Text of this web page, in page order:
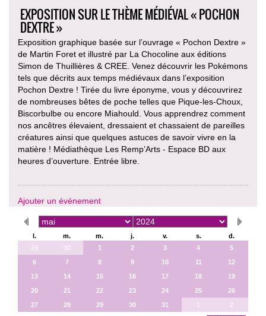
EXPOSITION SUR LE THÈME MÉDIÉVAL « POCHON
DEXTRE »
Exposition graphique basée sur l’ouvrage « Pochon Dextre »
de Martin Foret et illustré par La Chocoline aux éditions
Simon de Thuillières & CREE. Venez découvrir les Pokémons
tels que décrits aux temps médiévaux dans l’exposition
Pochon Dextre ! Tirée du livre éponyme, vous y découvrirez
de nombreuses bêtes de poche telles que Pique-les-Choux,
Biscorbulbe ou encore Miahould. Vous apprendrez comment
nos ancêtres élevaient, dressaient et chassaient de pareilles
créatures ainsi que quelques astuces de savoir vivre en la
matière ! Médiathèque Les Remp’Arts - Espace BD aux
heures d’ouverture. Entrée libre.
Ajouter un événement
l. m. m. j. v. s.
d.
29
30 1 2 3 4
5
6
7 8 9 10 11
12
13
14 15 16 17 18
19
20
21 22 23 24 25
26
27
28 29 30 31 1 2